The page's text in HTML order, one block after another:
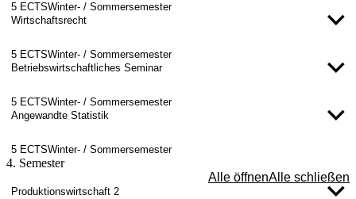
5 ECTSWinter- / Sommersemester
Wirtschaftsrecht
5 ECTSWinter- / Sommersemester
Betriebswirtschaftliches Seminar
5 ECTSWinter- / Sommersemester
Angewandte Statistik
5 ECTSWinter- / Sommersemester
4. Semester
Alle öffnenAlle schließen
Produktionswirtschaft 2